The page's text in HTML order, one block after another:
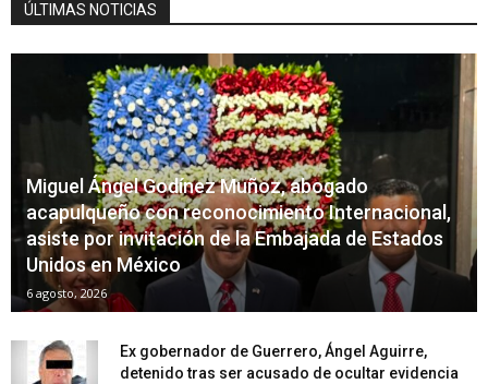
ÚLTIMAS NOTICIAS
Miguel Ángel Godínez Muñoz, abogado
acapulqueño con reconocimiento Internacional,
asiste por invitación de la Embajada de Estados
Unidos en México
6 agosto, 2026
Ex gobernador de Guerrero, Ángel Aguirre,
detenido tras ser acusado de ocultar evidencia